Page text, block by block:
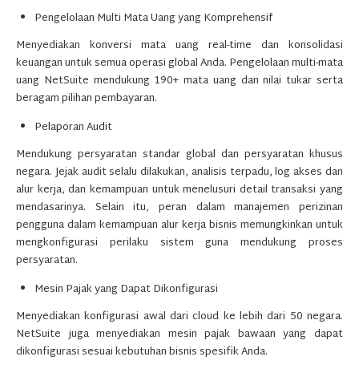
Pengelolaan Multi Mata Uang yang Komprehensif
Menyediakan konversi mata uang real-time dan konsolidasi
keuangan untuk semua operasi global Anda. Pengelolaan multi-mata
uang NetSuite mendukung 190+ mata uang dan nilai tukar serta
beragam pilihan pembayaran.
Pelaporan Audit
Mendukung persyaratan standar global dan persyaratan khusus
negara. Jejak audit selalu dilakukan, analisis terpadu, log akses dan
alur kerja, dan kemampuan untuk menelusuri detail transaksi yang
mendasarinya. Selain itu, peran dalam manajemen perizinan
pengguna dalam kemampuan alur kerja bisnis memungkinkan untuk
mengkonfigurasi perilaku sistem guna mendukung proses
persyaratan.
Mesin Pajak yang Dapat Dikonfigurasi
Menyediakan konfigurasi awal dari cloud ke lebih dari 50 negara.
NetSuite juga menyediakan mesin pajak bawaan yang dapat
dikonfigurasi sesuai kebutuhan bisnis spesifik Anda.